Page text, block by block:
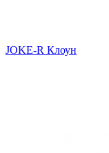
JOKE-R Клоун